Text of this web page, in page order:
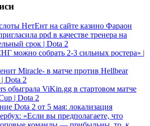
НетЕнт на сайте казино Фараон
ppd в качестве тренера на
срок | Dota 2
можно собрать 2-3 сильных ростера» |
Miracle- в матче против Hellbear
| Dota 2
обыграла ViKin.gg в стартовом матче
| Dota 2
Dota 2 от 5 мая: локализация
«Если вы предполагаете, что